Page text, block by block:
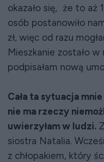
okazało się, że to aż
osób postanowiło
zł, więc od razu
Mieszkanie zostało w
podpisałam nową
Cała ta sytuacja
nie ma rzeczy
uwierzyłam w ludzi.
siostra Natalia.
z chłopakiem, który